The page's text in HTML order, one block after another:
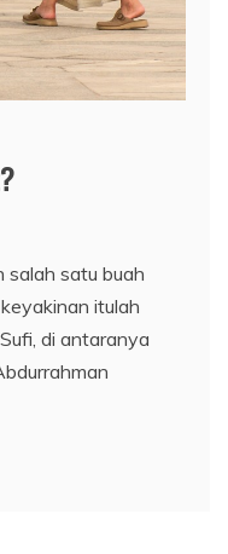
salah satu buah
itulah
di antaranya